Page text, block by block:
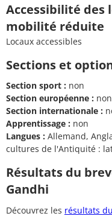
Accessibilité des
mobilité réduite
Locaux accessibles
Sections et
Section sport : non
Section européenne : non
Section internationale :
Apprentissage : non
Langues : Allemand,
cultures de l'Antiquité :
Résultats du
Gandhi
Découvrez les résultats